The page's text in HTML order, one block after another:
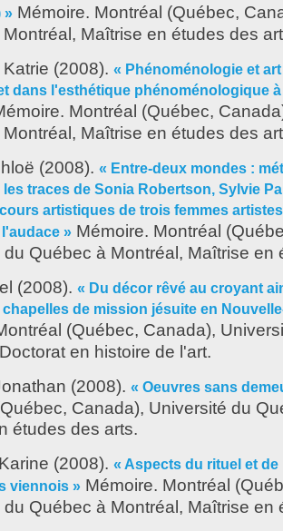
» Mémoire. Montréal (Québec,
Maîtrise en études des
(2008). « Phénoménologie et
dans l'esthétique phénoménologique
Montréal (Québec,
Maîtrise en études des
(2008). « Entre-deux mondes :
traces de Sonia Robertson, Sylvie
artistiques de trois femmes
» Mémoire. Montréal
du Québec à Montréal, Maîtrise en
(2008). « Du décor rêvé au croyant
de mission jésuite en
(Québec, Canada),
en histoire de l'art.
(2008). « Oeuvres sans
Canada), Université du
études des arts.
(2008). « Aspects du rituel et
viennois » Mémoire. Montréal
du Québec à Montréal, Maîtrise en